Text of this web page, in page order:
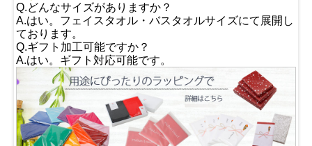
Q.どんなサイズがありますか？
A.はい。フェイスタオル・バスタオルサイズにて展開し
ております。
Q.ギフト加工可能ですか？
A.はい。ギフト対応可能です。